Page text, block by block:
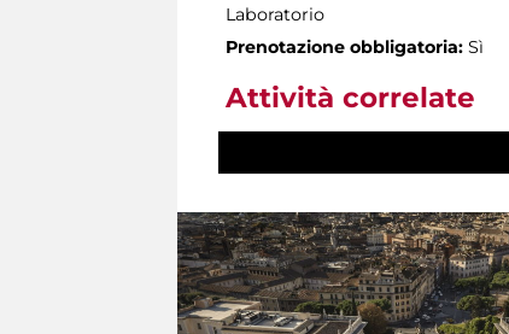
Laboratorio
Prenotazione obbligatoria: Sì
Attività correlate